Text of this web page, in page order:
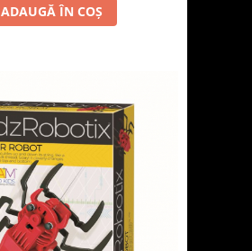
ADAUGĂ ÎN COȘ